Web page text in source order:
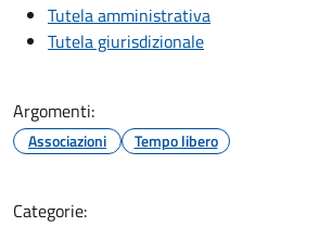
Tutela amministrativa
Tutela giurisdizionale
Argomenti:
Associazioni Tempo libero
Categorie: